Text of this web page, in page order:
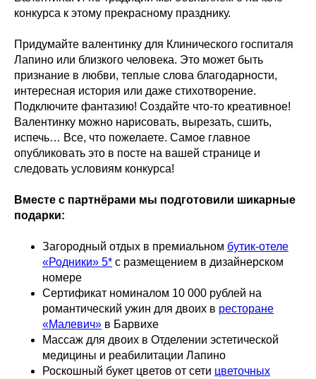
конкурса к этому прекрасному празднику.
Придумайте валентинку для Клинического госпиталя
Лапино или близкого человека. Это может быть
признание в любви, теплые слова благодарности,
интересная история или даже стихотворение.
Подключите фантазию! Создайте что-то креативное!
Валентинку можно нарисовать, вырезать, сшить,
испечь… Все, что пожелаете. Самое главное
опубликовать это в посте на вашей странице и
следовать условиям конкурса!
Вместе с партнёрами мы подготовили шикарные
подарки:
Загородный отдых в премиальном бутик-отеле
«Родники» 5* с размещением в дизайнерском
номере
Сертификат номиналом 10 000 рублей на
романтический ужин для двоих в ресторане
«Малевич» в Барвихе
Массаж для двоих в Отделении эстетической
медицины и реабилитации Лапино
Роскошный букет цветов от сети цветочных